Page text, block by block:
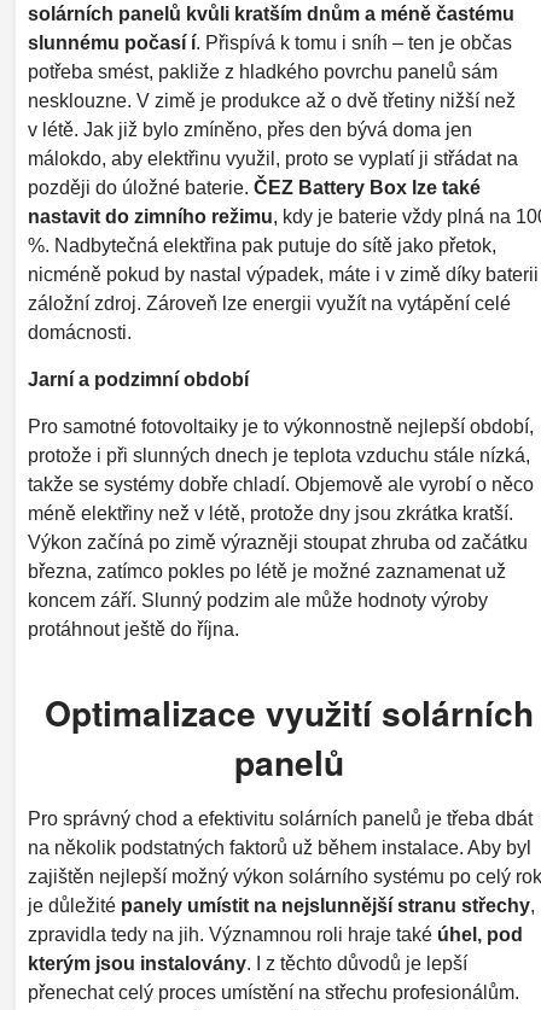
solárních panelů kvůli kratším dnům a méně častému
slunnému počasí í. Přispívá k tomu i sníh – ten je občas
potřeba smést, pakliže z hladkého povrchu panelů sám
nesklouzne. V zimě je produkce až o dvě třetiny nižší než
v létě. Jak již bylo zmíněno, přes den bývá doma jen
málokdo, aby elektřinu využil, proto se vyplatí ji střádat na
později do úložné baterie. ČEZ Battery Box lze také
nastavit do zimního režimu, kdy je baterie vždy plná na
%. Nadbytečná elektřina pak putuje do sítě jako přetok,
nicméně pokud by nastal výpadek, máte i v zimě díky baterii
záložní zdroj. Zároveň lze energii využít na vytápění celé
domácnosti.
Jarní a podzimní období
Pro samotné fotovoltaiky je to výkonnostně nejlepší období,
protože i při slunných dnech je teplota vzduchu stále nízká,
takže se systémy dobře chladí. Objemově ale vyrobí o něco
méně elektřiny než v létě, protože dny jsou zkrátka kratší.
Výkon začíná po zimě výrazněji stoupat zhruba od začátku
března, zatímco pokles po létě je možné zaznamenat už
koncem září. Slunný podzim ale může hodnoty výroby
protáhnout ještě do října.
Optimalizace využití solárních
panelů
Pro správný chod a efektivitu solárních panelů je třeba dbát
na několik podstatných faktorů už během instalace. Aby byl
zajištěn nejlepší možný výkon solárního systému po celý
je důležité panely umístit na nejslunnější stranu střechy,
zpravidla tedy na jih. Významnou roli hraje také úhel, pod
kterým jsou instalovány. I z těchto důvodů je lepší
přenechat celý proces umístění na střechu profesionálům.